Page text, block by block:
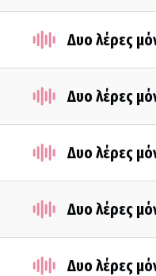
Δυο λέρες
Δυο λέρες
Δυο λέρες
Δυο λέρες
Δυο λέρες